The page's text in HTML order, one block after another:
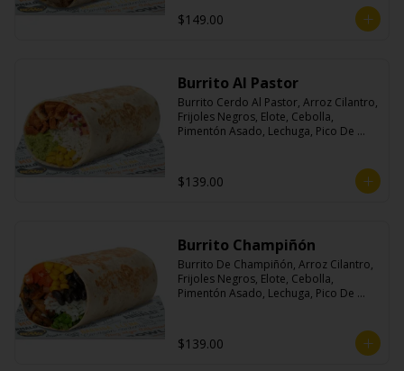
$149.00
Burrito Al Pastor
Burrito Cerdo Al Pastor, Arroz Cilantro,
Frijoles Negros, Elote, Cebolla,
Pimentón Asado, Lechuga, Pico De
$139.00
Burrito Champiñón
Burrito De Champiñón, Arroz Cilantro,
Frijoles Negros, Elote, Cebolla,
Pimentón Asado, Lechuga, Pico De
$139.00